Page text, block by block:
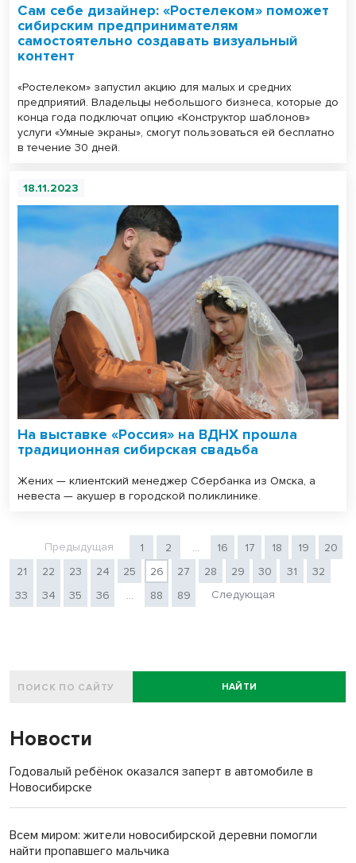
Сам себе дизайнер: «Ростелеком» поможет
сибирским предпринимателям
самостоятельно создавать визуальный
контент
«Ростелеком» запустил акцию для малых и средних
предприятий. Владельцы небольшого бизнеса, которые до
конца года подключат опцию «Конструктор шаблонов»
услуги «Умные экраны», смогут пользоваться ей бесплатно
в течение 30 дней.
18.11.2023
На выставке «Россия» на ВДНХ прошла
традиционная сибирская свадьба
Жених — клиентский менеджер Сбербанка из Омска, а
невеста — акушер в городской поликлинике.
Предыдущая 1 2 ... 16 17 18 19
20
21
22 23 24 25 26 27 28 29 30 31
32
33
34 35 36 ... 88 89 Следующая
НАЙТИ
Новости
Годовалый ребёнок оказался заперт в автомобиле в
Новосибирске
Всем миром: жители новосибирской деревни помогли
найти пропавшего мальчика